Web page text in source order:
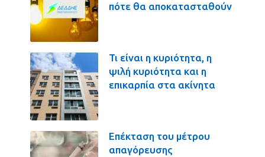
πότε θα αποκατασταθούν
Τι είναι η κυριότητα, η
ψιλή κυριότητα και η
επικαρπία στα ακίνητα
Επέκταση του μέτρου
απαγόρευσης